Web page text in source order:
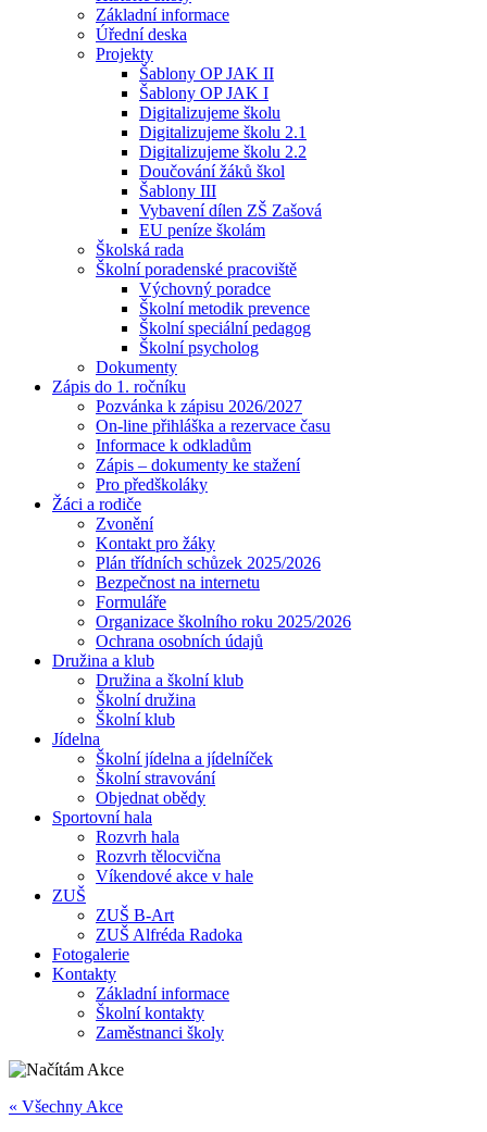
Základní informace
Úřední deska
Projekty
Šablony OP JAK II
Šablony OP JAK I
Digitalizujeme školu
Digitalizujeme školu 2.1
Digitalizujeme školu 2.2
Doučování žáků škol
Šablony III
Vybavení dílen ZŠ Zašová
EU peníze školám
Školská rada
Školní poradenské pracoviště
Výchovný poradce
Školní metodik prevence
Školní speciální pedagog
Školní psycholog
Dokumenty
Zápis do 1. ročníku
Pozvánka k zápisu 2026/2027
On-line přihláška a rezervace času
Informace k odkladům
Zápis – dokumenty ke stažení
Pro předškoláky
Žáci a rodiče
Zvonění
Kontakt pro žáky
Plán třídních schůzek 2025/2026
Bezpečnost na internetu
Formuláře
Organizace školního roku 2025/2026
Ochrana osobních údajů
Družina a klub
Družina a školní klub
Školní družina
Školní klub
Jídelna
Školní jídelna a jídelníček
Školní stravování
Objednat obědy
Sportovní hala
Rozvrh hala
Rozvrh tělocvična
Víkendové akce v hale
ZUŠ
ZUŠ B-Art
ZUŠ Alfréda Radoka
Fotogalerie
Kontakty
Základní informace
Školní kontakty
Zaměstnanci školy
« Všechny Akce